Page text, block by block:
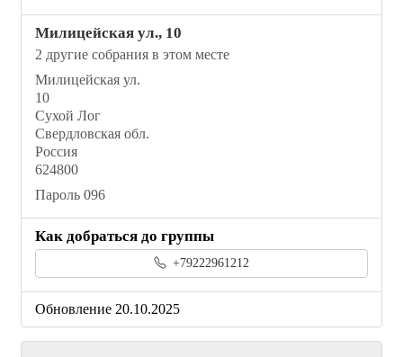
Милицейская ул., 10
2 другие собрания в этом месте
Милицейская ул.
10
Сухой Лог
Свердловская обл.
Россия
624800
Пароль 096
Как добраться до группы
+79222961212
Обновление 20.10.2025